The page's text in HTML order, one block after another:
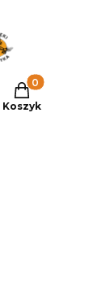
Produkty w
Koszyk